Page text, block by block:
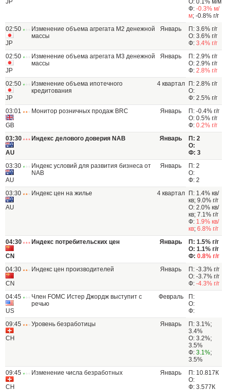
JP
О: 0.1% м/м
Ф: -0.3% м/
м; -0.8% г/г
02:50
JP
Изменение объема агрегата M2 денежной
массы
Январь
П: 3.6% г/г
О: 3.6% г/г
Ф: 3.4% г/г
02:50
JP
Изменение объема агрегата M3 денежной
массы
Январь
П: 2.9% г/г
О: 2.9% г/г
Ф: 2.8% г/г
02:50
JP
Изменение объема ипотечного
кредитования
4 квартал
П: 2.8% г/г
О:
Ф: 2.5% г/г
03:01
GB
Монитор розничных продаж BRC Январь
П: -0.4% г/г
О: 0.5% г/г
Ф: 0.2% г/г
03:30
AU
Индекс делового доверия NAB Январь
П: 2
О:
Ф: 3
03:30
AU
Индекс условий для развития бизнеса от
NAB
Январь
П: 2
О:
Ф: 2
03:30
AU
Индекс цен на жилье 4 квартал
П: 1.4% кв/
кв; 9.0% г/г
О: 2.0% кв/
кв; 7.1% г/г
Ф: 1.9% кв/
кв; 6.8% г/г
04:30
CN
Индекс потребительских цен Январь
П: 1.5% г/г
О: 1.1% г/г
Ф: 0.8% г/г
04:30
CN
Индекс цен производителей Январь
П: -3.3% г/г
О: -3.7% г/г
Ф: -4.3% г/г
04:45
US
Член FOMC Истер Джордж выступит с
речью
Февраль
П:
О:
Ф:
09:45
CH
Уровень безработицы Январь
П: 3.1%;
3.4%
О: 3.2%;
3.5%
Ф: 3.1%;
3.5%
09:45
CH
Изменение числа безработных Январь
П: 10.817К
О:
Ф: 3.577К